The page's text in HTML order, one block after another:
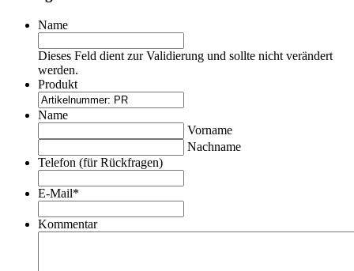
Name
Dieses Feld dient zur Validierung und sollte nicht verändert
werden.
Produkt
Name
Vorname
Nachname
Telefon (für Rückfragen)
E-Mail*
Kommentar